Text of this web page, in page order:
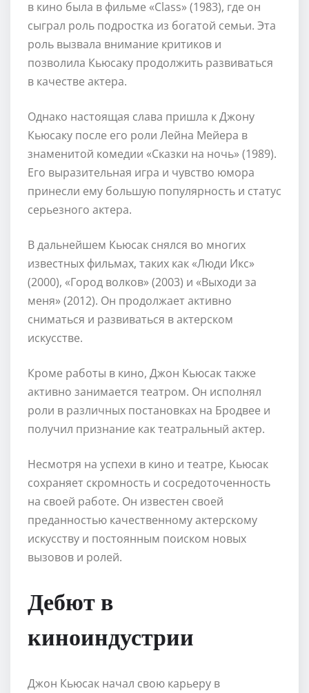
в кино была в фильме «Class» (1983), где он
сыграл роль подростка из богатой семьи. Эта
роль вызвала внимание критиков и
позволила Кьюсаку продолжить развиваться
в качестве актера.
Однако настоящая слава пришла к Джону
Кьюсаку после его роли Лейна Мейера в
знаменитой комедии «Сказки на ночь» (1989).
Его выразительная игра и чувство юмора
принесли ему большую популярность и статус
серьезного актера.
В дальнейшем Кьюсак снялся во многих
известных фильмах, таких как «Люди Икс»
(2000), «Город волков» (2003) и «Выходи за
меня» (2012). Он продолжает активно
сниматься и развиваться в актерском
искусстве.
Кроме работы в кино, Джон Кьюсак также
активно занимается театром. Он исполнял
роли в различных постановках на Бродвее и
получил признание как театральный актер.
Несмотря на успехи в кино и театре, Кьюсак
сохраняет скромность и сосредоточенность
на своей работе. Он известен своей
преданностью качественному актерскому
искусству и постоянным поиском новых
вызовов и ролей.
Дебют в
киноиндустрии
Джон Кьюсак начал свою карьеру в